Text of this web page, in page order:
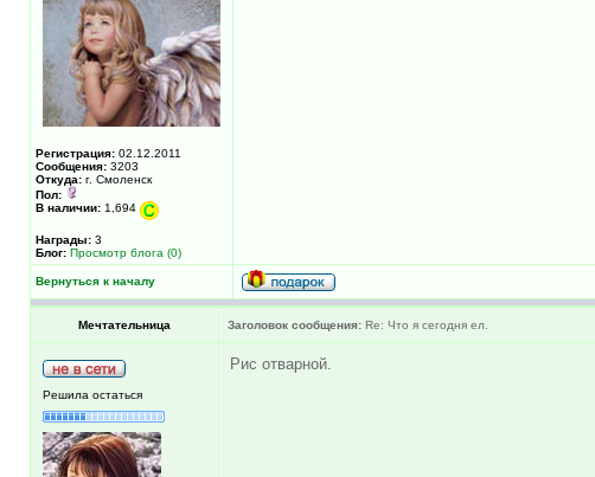
Регистрация: 02.12.2011
Сообщения: 3203
Откуда: г. Смоленск
Пол:
В наличии: 1,694
Награды: 3
Блог: Просмотр блога (0)
Вернуться к началу
Мечтательница Заголовок сообщения: Re: Что я сегодня ел.
Решила остаться
Рис отварной.